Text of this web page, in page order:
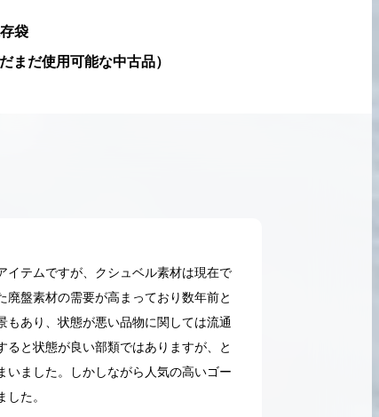
ラシリーズの買
2026.05.18
袋
まだ使用可能な中古品）
イテムですが、クシュベル素材は現在で
盤素材の需要が高まっており数年前と
あり、状態が悪い品物に関しては流通
と状態が良い部類ではありますが、と
いました。しかしながら人気の高いゴー
た。